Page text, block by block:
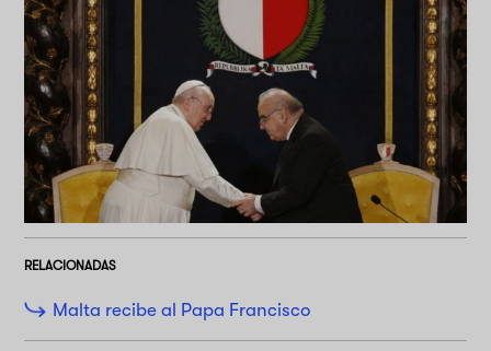
RELACIONADAS
Malta recibe al Papa Francisco